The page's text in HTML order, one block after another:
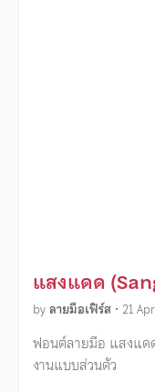
แสงแดด
byลายมือเฟิร์ส • 21
ฟอนต์ลายมือ แสงแด
งานแบบส่วนตัว